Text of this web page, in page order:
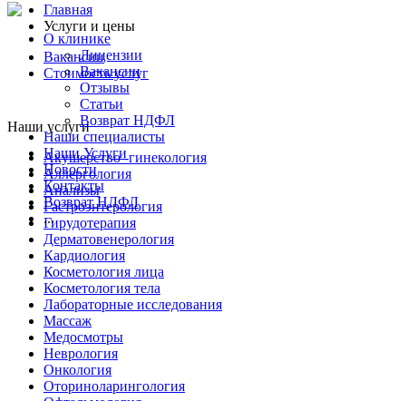
О клинике
Лицензии
Вакансии
Отзывы
Статьи
Возврат НДФЛ
Наши специалисты
Наши Услуги
Новости
Контакты
Возврат НДФЛ
...
Главная
Услуги и цены
Вакансии
Стоимость услуг
Наши услуги
Акушерство -гинекология
Аллергология
Анализы
Гастроэнтерология
Гирудотерапия
Дерматовенерология
Кардиология
Косметология лица
Косметология тела
Лабораторные исследования
Массаж
Медосмотры
Неврология
Онкология
Оториноларингология